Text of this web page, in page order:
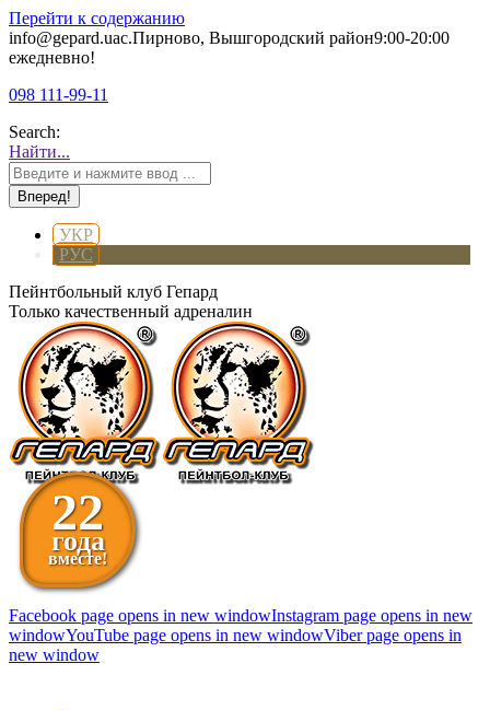
Перейти к содержанию
info@gepard.uaс.Пирново, Вышгородский район9:00-20:00
ежедневно!
098 111-99-11
Search:
Найти...
УКР
РУС
Пейнтбольный клуб Гепард
Только качественный адреналин
22
года
вместе!
Facebook page opens in new windowInstagram page opens in new
windowYouTube page opens in new windowViber page opens in
new window